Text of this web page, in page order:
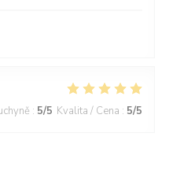
: 5/5 Kvalita / Cena : 5/5